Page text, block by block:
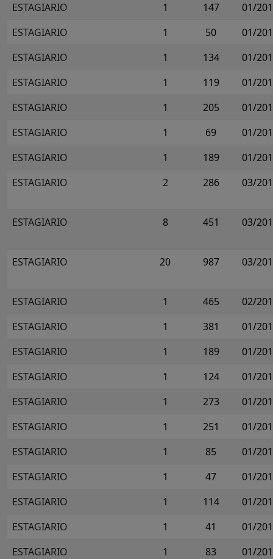
ESTAGIARIO
1 147
01/
ESTAGIARIO
1 50
01/
ESTAGIARIO
1 134
01/
ESTAGIARIO
1 119
01/
ESTAGIARIO
1 205
01/
ESTAGIARIO
1 69
01/
ESTAGIARIO
1 189
01/
ESTAGIARIO
2 286 03/
ESTAGIARIO 8 451 03/
ESTAGIARIO 20 987 03/
ESTAGIARIO 1 465
02/
ESTAGIARIO
1 381
01/
ESTAGIARIO
1 189
01/
ESTAGIARIO
1 124
01/
ESTAGIARIO
1 273
01/
ESTAGIARIO
1 251
01/
ESTAGIARIO
1 85
01/
ESTAGIARIO
1 47
01/
ESTAGIARIO
1 114
01/
ESTAGIARIO
1 41
01/
ESTAGIARIO
1 83
01/